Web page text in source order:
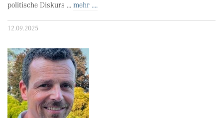
politische Diskurs ... mehr ....
12.09.2025